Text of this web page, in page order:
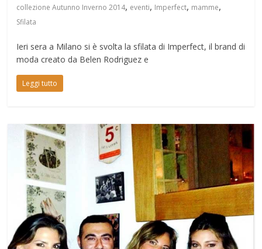
collezione Autunno Inverno 2014, eventi, Imperfect, mamme,
Sfilata
Ieri sera a Milano si è svolta la sfilata di Imperfect, il brand di
moda creato da Belen Rodriguez e
Leggi tutto